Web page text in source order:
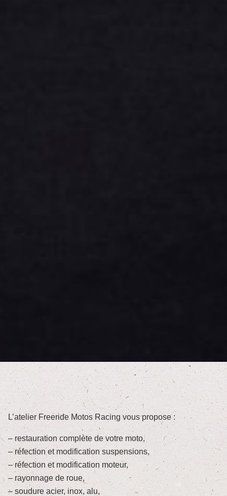
L’atelier Freeride Motos Racing vous propose :
– restauration complète de votre moto,
– réfection et modification suspensions,
– réfection et modification moteur,
– rayonnage de roue,
– soudure acier, inox, alu,